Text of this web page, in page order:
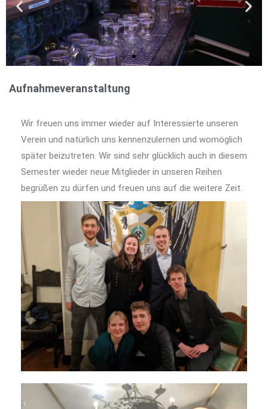
Hier klicken
Aufnahmeveranstaltung
Wir freuen uns immer wieder auf Interessierte unseren
Verein und natürlich uns kennenzulernen und womöglich
später beizutreten. Wir sind sehr glücklich auch in diesem
Semester wieder neue Mitglieder in unseren Reihen
begrüßen zu dürfen und freuen uns auf die weitere Zeit.